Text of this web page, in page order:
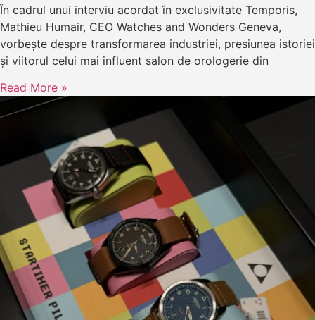
În cadrul unui interviu acordat în exclusivitate Temporis,
Mathieu Humair, CEO Watches and Wonders Geneva,
vorbește despre transformarea industriei, presiunea istoriei
și viitorul celui mai influent salon de orologerie din
Read More »